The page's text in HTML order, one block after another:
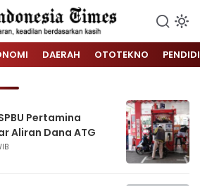
DAERAH OTOTEKNO
Pertamina
Aliran Dana ATG